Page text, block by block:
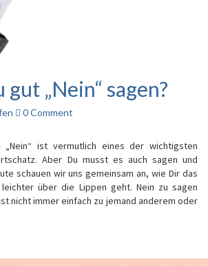
„Nein“ sagen?
Comments
0 Comment
„Nein“ ist vermutlich eines der wichtigsten
Aber Du musst es auch sagen und
schauen wir uns gemeinsam an, wie Dir das
leichter über die Lippen geht. Nein zu sagen
nicht immer einfach zu jemand anderem oder